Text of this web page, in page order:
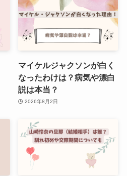
マイケルジャクソンが白く
なったわけは？病気や漂白
説は本当？
2026年8月2日